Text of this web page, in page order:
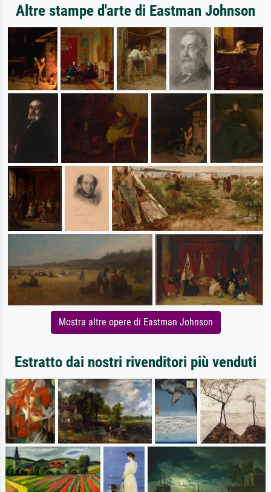
Altre stampe d'arte di Eastman Johnson
Mostra altre opere di Eastman Johnson
Estratto dai nostri rivenditori più venduti